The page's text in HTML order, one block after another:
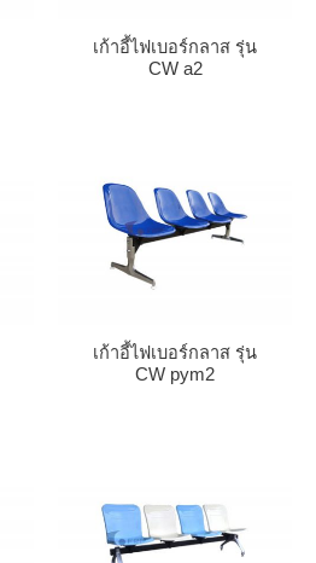
เก้าอี้ไฟเบอร์กลาส รุ่น
CW a2
เก้าอี้ไฟเบอร์กลาส รุ่น
CW pym2